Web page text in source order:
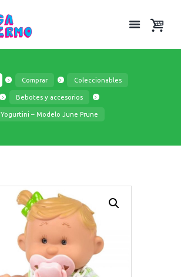
Comprar Coleccionables
Bebotes y accesorios
Yogurtini – Modelo June Prune